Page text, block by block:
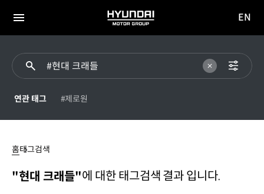
전체
HYUNDAI
MOTOR
이동
EN
연관 태그 #제로원
홈태그검색
"현대 크래들"에 대한 태그검색 결과 입니다.